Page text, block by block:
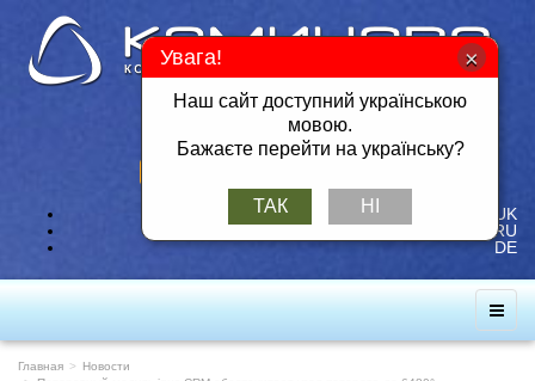
Тел./Факс: +380 57 717-49-14
Мобильный: +380 50 401-26-25
UK
RU
DE
Главная
Новости
Увага!
Наш сайт доступний українською
мовою.
Бажаєте перейти на українську?
ТАК НІ